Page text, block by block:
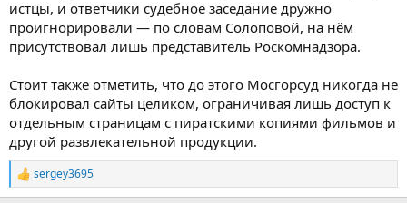
истцы, и ответчики судебное заседание дружно
проигнорировали — по словам Солоповой, на нём
присутствовал лишь представитель Роскомнадзора.
Стоит также отметить, что до этого Мосгорсуд никогда не
блокировал сайты целиком, ограничивая лишь доступ к
отдельным страницам с пиратскими копиями фильмов и
другой развлекательной продукции.
Р
е
sergey3695